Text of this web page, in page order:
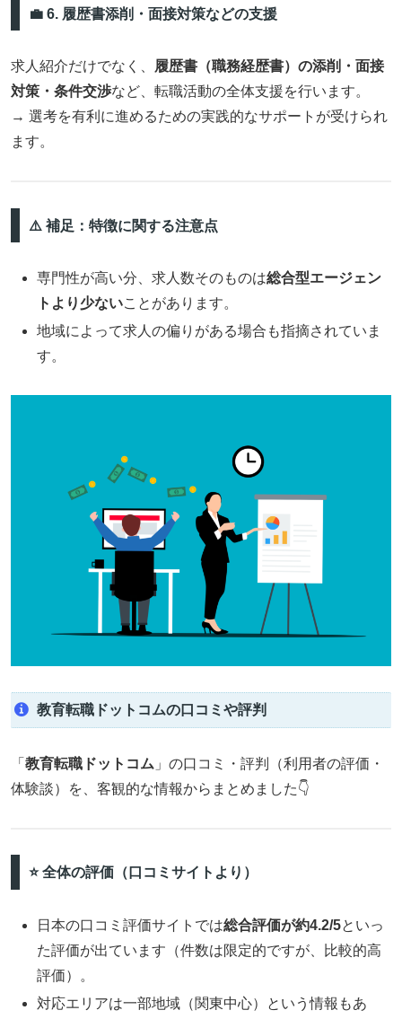
💼 6. 履歴書添削・面接対策などの支援
求人紹介だけでなく、
履歴書（職務経歴書）の添削・面接
対策・条件交渉など、転職活動の全体支援を行います。
→ 選考を有利に進めるための実践的なサポートが受けられ
ます。
⚠️ 補足：特徴に関する注意点
専門性が高い分、求人数そのものは総合型エージェン
トより少ないことがあります。
地域によって求人の偏りがある場合も指摘されていま
す。
教育転職ドットコムの口コミや評判
「 教育転職ドットコム 」の口コミ・評判（利用者の評価・
体験談）を、客観的な情報からまとめました👇
⭐ 全体の評価（口コミサイトより）
日本の口コミ評価サイトでは総合評価が約4.2/5といっ
た評価が出ています（件数は限定的ですが、比較的高
評価）。
対応エリアは一部地域（関東中心）という情報もあ